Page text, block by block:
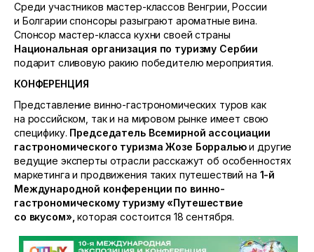
Среди участников мастер-классов Венгрии, России
и Болгарии спонсоры разыграют ароматные вина.
Спонсор мастер-класса кухни своей страны
Национальная организация по туризму Сербии
подарит сливовую ракию победителю мероприятия.
КОНФЕРЕНЦИЯ
Представление винно-гастрономических туров как
на российском, так и на мировом рынке имеет свою
специфику. Председатель Всемирной ассоциации
гастрономического туризма Жозе Борральюи другие
ведущие эксперты отрасли расскажут об особенностях
маркетинга и продвижения таких путешествий на 1-й
Международной конференции по винно-
гастрономическому туризму «Путешествие
со вкусом», которая состоится 18 сентября.